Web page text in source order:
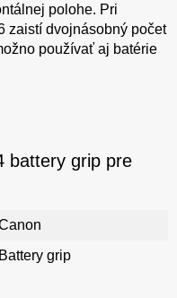
polohe. Pri
zaistí dvojnásobný počet
používať aj batérie
battery grip pre
Battery grip